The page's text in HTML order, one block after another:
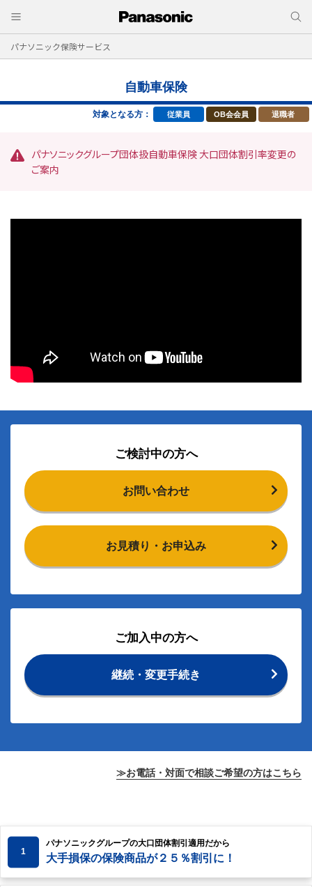
パナソニック保険サービス
自動車保険
対象となる方： 従業員 OB会会員 退職者
パナソニックグループ団体扱自動車保険 大口団体割引率変更の
ご案内
ご検討中の方へ
お問い合わせ
お見積り・お申込み
ご加入中の方へ
継続・変更手続き
≫お電話・対面で相談ご希望の方はこちら
1
パナソニックグループの大口団体割引適用だから
大手損保の保険商品が２５％割引に！